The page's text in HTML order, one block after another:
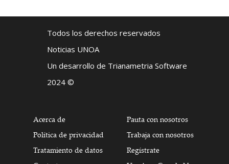
Todos los derechos reservados
Noticias UNOA
Un desarrollo de Trianametria Software
2024 ©
Acerca de
Política de privacidad
Tratamiento de datos
Pauta con nosotros
Trabaja con nosotros
Regístrate